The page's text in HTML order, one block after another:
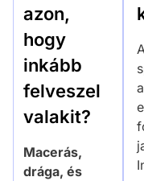
azon,
hogy
inkább
felveszel
valakit?
Macerás,
drága, és